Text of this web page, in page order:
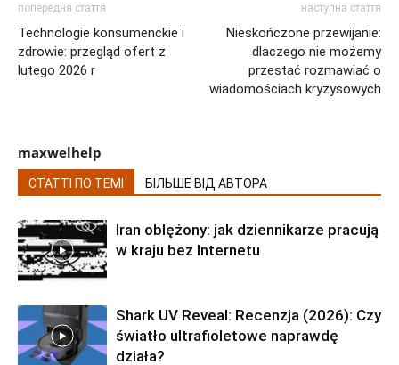
попередня стаття
Technologie konsumenckie i
zdrowie: przegląd ofert z
lutego 2026 r
наступна стаття
Nieskończone przewijanie:
dlaczego nie możemy
przestać rozmawiać o
wiadomościach kryzysowych
maxwelhelp
СТАТТІ ПО ТЕМІ БІЛЬШЕ ВІД АВТОРА
Iran oblężony: jak dziennikarze pracują
w kraju bez Internetu
Shark UV Reveal: Recenzja (2026): Czy
światło ultrafioletowe naprawdę
działa?